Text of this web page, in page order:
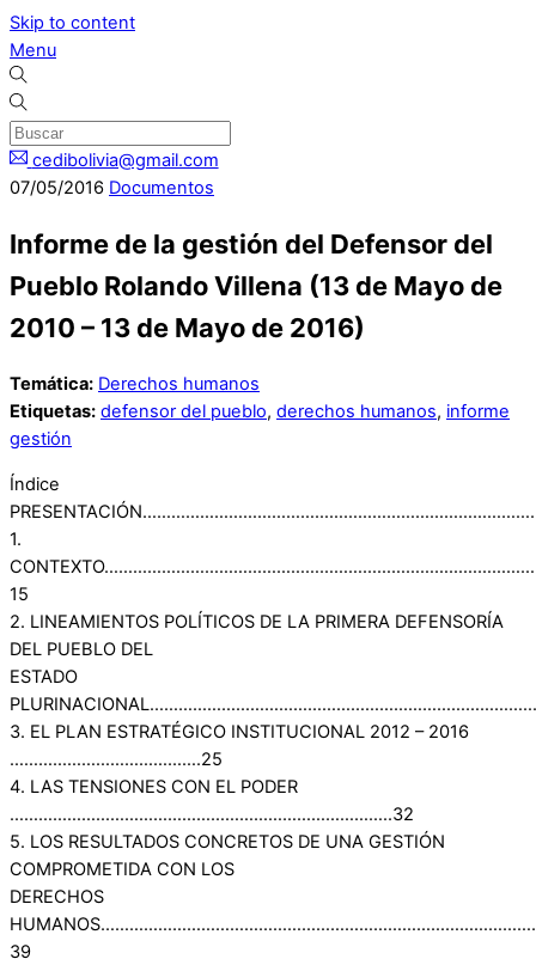
Skip to content
Menu
cedibolivia@gmail.com
07/05/2016 Documentos
Informe de la gestión del Defensor del
Pueblo Rolando Villena (13 de Mayo de
2010 – 13 de Mayo de 2016)
Temática: Derechos humanos
Etiquetas: defensor del pueblo, derechos humanos, informe
gestión
Índice
1.
15
2. LINEAMIENTOS POLÍTICOS DE LA PRIMERA DEFENSORÍA
DEL PUEBLO DEL
ESTADO
3. EL PLAN ESTRATÉGICO INSTITUCIONAL 2012 – 2016
………………………………….25
4. LAS TENSIONES CON EL PODER
……………………………………………………………………..32
5. LOS RESULTADOS CONCRETOS DE UNA GESTIÓN
COMPROMETIDA CON LOS
DERECHOS
39